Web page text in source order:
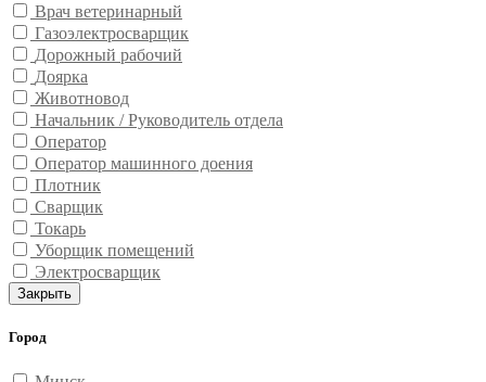
Врач ветеринарный
Газоэлектросварщик
Дорожный рабочий
Доярка
Животновод
Начальник / Руководитель отдела
Оператор
Оператор машинного доения
Плотник
Сварщик
Токарь
Уборщик помещений
Электросварщик
Закрыть
Город